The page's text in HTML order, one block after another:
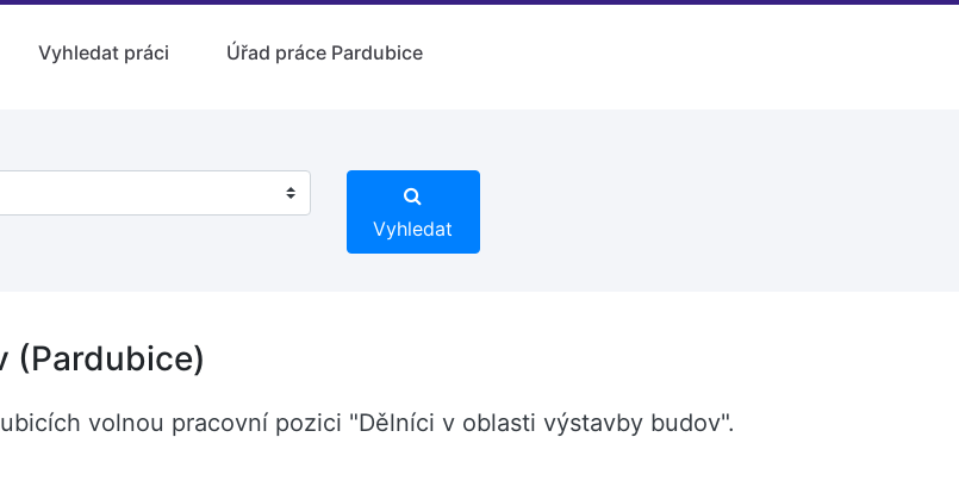
Vyhledat práci Úřad práce Pardubice
Vyhledat
(Pardubice)
volnou pracovní pozici "Dělníci v oblasti výstavby budov".